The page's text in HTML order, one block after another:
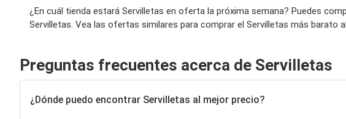
¿En cuál tienda estará Servilletas en oferta la próxima semana? Puedes
Servilletas. Vea las ofertas similares para comprar el Servilletas más barato
Preguntas frecuentes acerca de Servilletas
¿Dónde puedo encontrar Servilletas al mejor precio?